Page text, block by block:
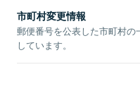
市町村変更情報
郵便番号を公表した市町村
しています。